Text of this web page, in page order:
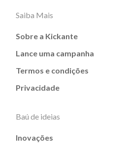
Saiba Mais
Sobre a Kickante
Lance uma campanha
Termos e condições
Privacidade
Baú de ideias
Inovações